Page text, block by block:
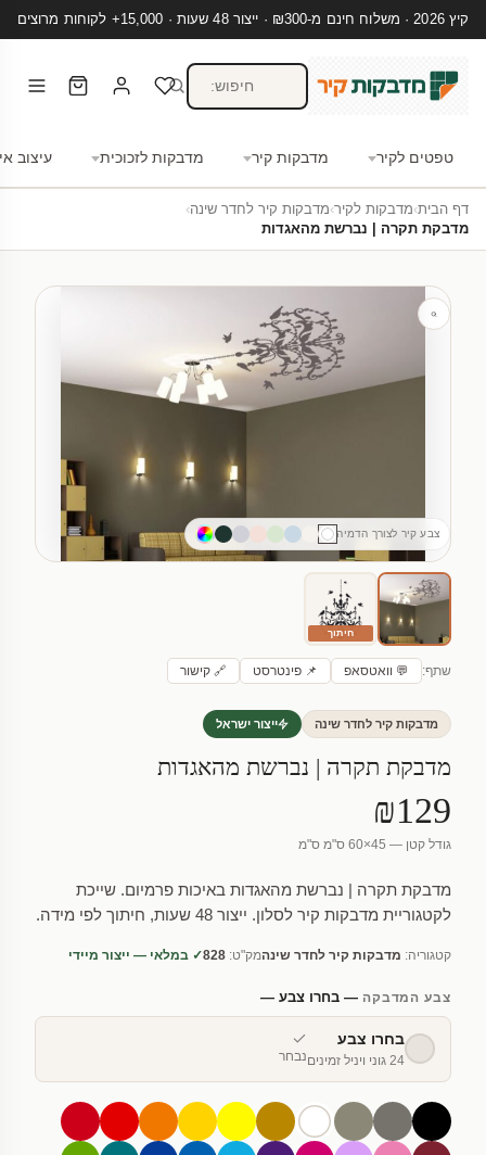
קיץ 2026 · משלוח חינם מ-₪300 · ייצור 48 שעות · 15,000+ לקוחות מרוצים
טפטים לקיר מדבקות קיר מדבקות לזכוכית עיצוב
דף הבית›מדבקות לקיר›מדבקות קיר לחדר שינה›
מדבקת תקרה | נברשת מהאגדות
צבע קיר לצורך הדמיה
חיתוך
שתף: 💬 וואטסאפ 📌 פינטרסט 🔗 קישור
מדבקות קיר לחדר שינה ייצור ישראל
מדבקת תקרה | נברשת מהאגדות
₪129
גודל קטן — 45×60 ס"מ ס"מ
מדבקת תקרה | נברשת מהאגדות באיכות פרמיום. שייכת
לקטגוריית מדבקות קיר לסלון. ייצור 48 שעות, חיתוך לפי מידה.
קטגוריה: מדבקות קיר לחדר שינהמק"ט: 828✓ במלאי — ייצור מיידי
צבע המדבקה— בחרו צבע —
בחרו צבע
24 גוני ויניל זמינים נבחר